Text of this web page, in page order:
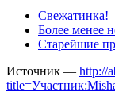
Свежатинка!
Более менее
Старейшие
Источник — http://